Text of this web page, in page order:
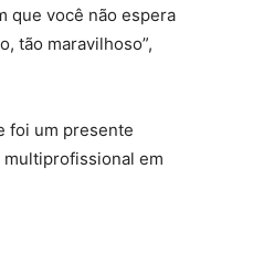
que você não espera
tão maravilhoso”,
foi um presente
multiprofissional em